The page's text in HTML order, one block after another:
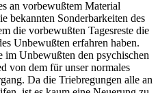
an vorbewußtem Material
bekannten Sonderbarkeiten des
die vorbewußten Tagesreste die
Unbewußten erfahren haben.
im Unbewußten den psychischen
von dem für unser normales
Da die Triebregungen alle an